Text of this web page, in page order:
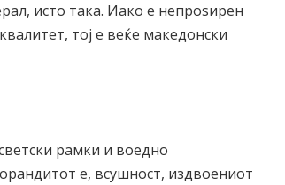
исто така. Иако е непроѕирен
тој е веќе македонски
рамки и воедно
е, всушност, издвоениот